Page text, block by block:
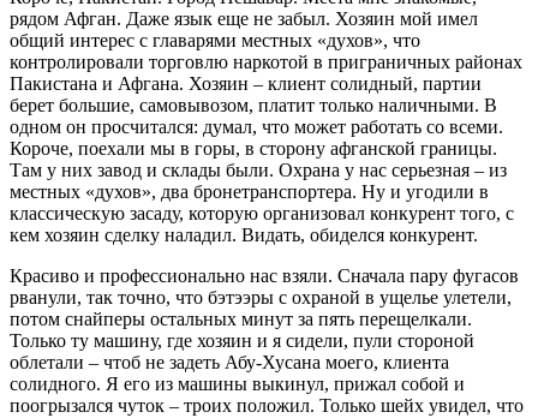
рядом Афган. Даже язык еще не забыл. Хозяин мой имел
общий интерес с главарями местных «духов», что
контролировали торговлю наркотой в приграничных районах
Пакистана и Афгана. Хозяин – клиент солидный, партии
берет большие, самовывозом, платит только наличными. В
одном он просчитался: думал, что может работать со всеми.
Короче, поехали мы в горы, в сторону афганской границы.
Там у них завод и склады были. Охрана у нас серьезная – из
местных «духов», два бронетранспортера. Ну и угодили в
классическую засаду, которую организовал конкурент того, с
кем хозяин сделку наладил. Видать, обиделся конкурент.
Красиво и профессионально нас взяли. Сначала пару фугасов
рванули, так точно, что бэтээры с охраной в ущелье улетели,
потом снайперы остальных минут за пять перещелкали.
Только ту машину, где хозяин и я сидели, пули стороной
облетали – чтоб не задеть Абу-Хусана моего, клиента
солидного. Я его из машины выкинул, прижал собой и
поогрызался чуток – троих положил. Только шейх увидел, что